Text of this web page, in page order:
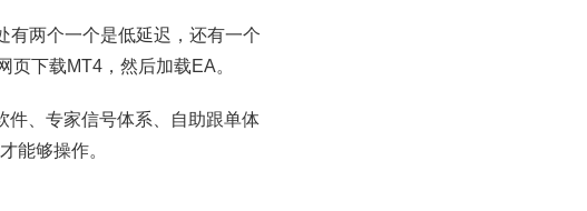
有两个一个是低延迟，还有一个
下载MT4，然后加载EA。
件、专家信号体系、自助跟单体
能够操作。